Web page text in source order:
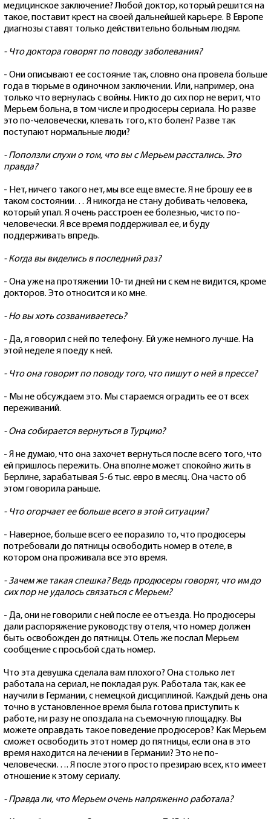
медицинское заключение? Любой доктор, который решится на
такое, поставит крест на своей дальнейшей карьере. В Европе
диагнозы ставят только действительно больным людям.
- Что доктора говорят по поводу заболевания?
- Они описывают ее состояние так, словно она провела больше
года в тюрьме в одиночном заключении. Или, например, она
только что вернулась с войны. Никто до сих пор не верит, что
Мерьем больна, в том числе и продюсеры сериала. Но разве
это по-человечески, клевать того, кто болен? Разве так
поступают нормальные люди?
- Поползли слухи о том, что вы с Мерьем расстались. Это
правда?
- Нет, ничего такого нет, мы все еще вместе. Я не брошу ее в
таком состоянии… Я никогда не стану добивать человека,
который упал. Я очень расстроен ее болезнью, чисто по-
человечески. Я все время поддерживал ее, и буду
поддерживать впредь.
- Когда вы виделись в последний раз?
- Она уже на протяжении 10-ти дней ни с кем не видится, кроме
докторов. Это относится и ко мне.
- Но вы хоть созваниваетесь?
- Да, я говорил с ней по телефону. Ей уже немного лучше. На
этой неделе я поеду к ней.
- Что она говорит по поводу того, что пишут о ней в прессе?
- Мы не обсуждаем это. Мы стараемся оградить ее от всех
переживаний.
- Она собирается вернуться в Турцию?
- Я не думаю, что она захочет вернуться после всего того, что
ей пришлось пережить. Она вполне может спокойно жить в
Берлине, зарабатывая 5-6 тыс. евро в месяц. Она часто об
этом говорила раньше.
- Что огорчает ее больше всего в этой ситуации?
- Наверное, больше всего ее поразило то, что продюсеры
потребовали до пятницы освободить номер в отеле, в
котором она проживала все это время.
- Зачем же такая спешка? Ведь продюсеры говорят, что им до
сих пор не удалось связаться с Мерьем?
- Да, они не говорили с ней после ее отъезда. Но продюсеры
дали распоряжение руководству отеля, что номер должен
быть освобожден до пятницы. Отель же послал Мерьем
сообщение с просьбой сдать номер.
Что эта девушка сделала вам плохого? Она столько лет
работала на сериал, не покладая рук. Работала так, как ее
научили в Германии, с немецкой дисциплиной. Каждый день она
точно в установленное время была готова приступить к
работе, ни разу не опоздала на съемочную площадку. Вы
можете оправдать такое поведение продюсеров? Как Мерьем
сможет освободить этот номер до пятницы, если она в это
время находится на лечении в Германии? Это не по-
человечески…. Я после этого просто презираю всех, кто имеет
отношение к этому сериалу.
- Правда ли, что Мерьем очень напряженно работала?